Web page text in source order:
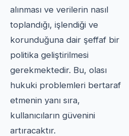
alınması ve verilerin nasıl
toplandığı, işlendiği ve
korunduğuna dair şeffaf bir
politika geliştirilmesi
gerekmektedir. Bu, olası
hukuki problemleri bertaraf
etmenin yanı sıra,
kullanıcıların güvenini
artıracaktır.